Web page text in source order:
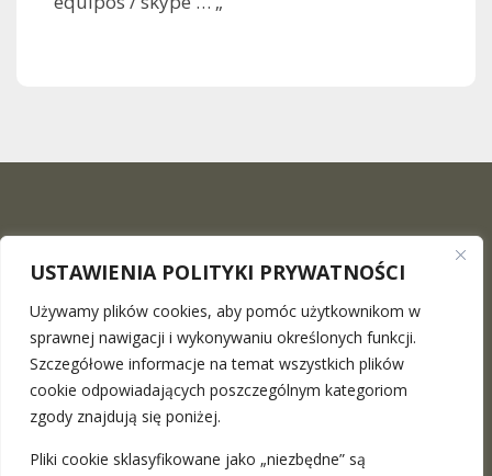
USTAWIENIA POLITYKI PRYWATNOŚCI
Używamy plików cookies, aby pomóc użytkownikom w
sprawnej nawigacji i wykonywaniu określonych funkcji.
Szczegółowe informacje na temat wszystkich plików
cookie odpowiadających poszczególnym kategoriom
zgody znajdują się poniżej.
Pliki cookie sklasyfikowane jako „niezbędne” są
The Maciej Surowiec Law Firmis a place where you can
find a professional legal advice in the full range. We provide
remote onesmore